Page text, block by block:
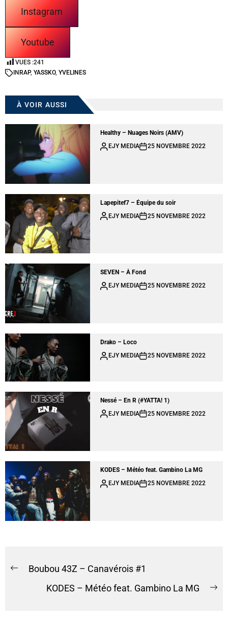
Instagram
Youtube
VUES :241
IN RAP, YASSKO, YVELINES
À VOIR AUSSI
Healthy – Nuages Noirs (AMV)
EJY MEDIA
25 NOVEMBRE 2022
Lapepitef7 – Équipe du soir
EJY MEDIA
25 NOVEMBRE 2022
SEVEN – À Fond
EJY MEDIA
25 NOVEMBRE 2022
Drako – Loco
EJY MEDIA
25 NOVEMBRE 2022
Nessé – En R (#YATTA! 1)
EJY MEDIA
25 NOVEMBRE 2022
KODES – Météo feat. Gambino La MG
EJY MEDIA
25 NOVEMBRE 2022
Boubou 43Z – Canavérois #1
KODES – Météo feat. Gambino La MG